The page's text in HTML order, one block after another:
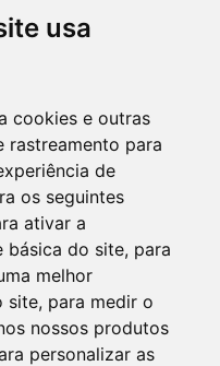
usa
cookies e outras
rastreamento para
de
os seguintes
ativar a
básica do site, para
melhor
site, para medir o
nossos produtos
personalizar as
Lisboa 17.500
Lisboa
Lisboa 4.000